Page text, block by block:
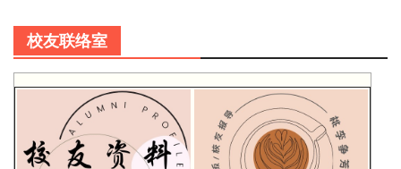
校友联络室